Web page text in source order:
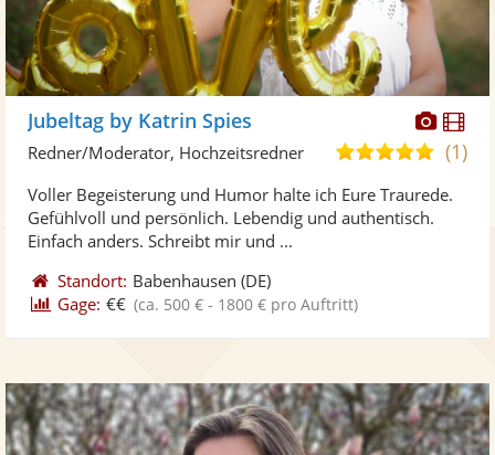
Fotos
Jubeltag by Katrin Spies
5,0
5
(1)
Redner/Moderator, Hochzeitsredner
Voller Begeisterung und Humor halte ich Eure Traurede.
Gefühlvoll und persönlich. Lebendig und authentisch.
Einfach anders. Schreibt mir und ...
Standort: Babenhausen (DE)
Gage: €€ (ca. 500 € - 1800 € pro Auftritt)